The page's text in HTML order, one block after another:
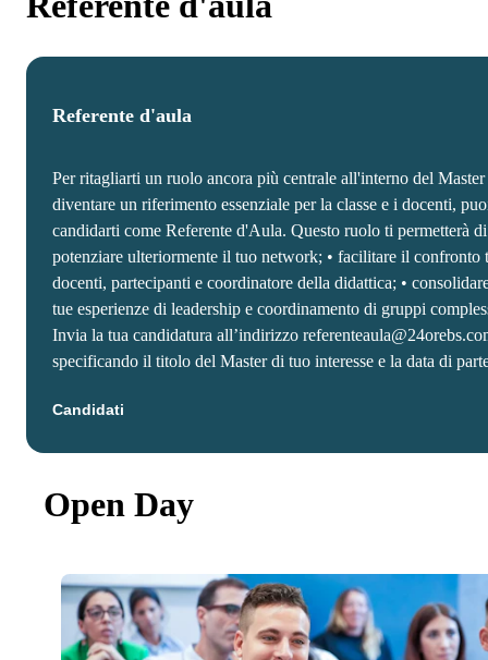
Referente d'aula
Per ritagliarti un ruolo ancora più centrale all'interno del Master
diventare un riferimento essenziale per la classe e i docenti,
candidarti come Referente d'Aula. Questo ruolo ti permetterà
potenziare ulteriormente il tuo network; • facilitare il confronto
docenti, partecipanti e coordinatore della didattica; •
tue esperienze di leadership e coordinamento di gruppi
Invia la tua candidatura all’indirizzo
specificando il titolo del Master di tuo interesse e la data di
Candidati
Open Day